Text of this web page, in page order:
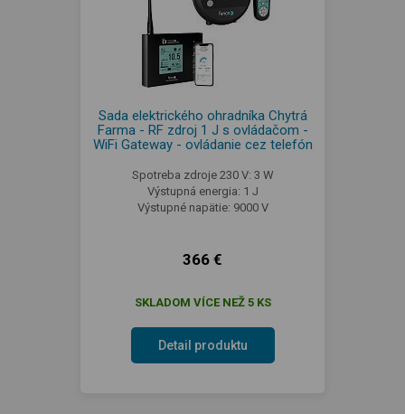
Sada elektrického ohradníka Chytrá
Farma - RF zdroj 1 J s ovládačom -
WiFi Gateway - ovládanie cez telefón
Spotreba zdroje 230 V: 3 W
Výstupná energia: 1 J
Výstupné napätie: 9000 V
366 €
SKLADOM VÍCE NEŽ 5 KS
Detail produktu